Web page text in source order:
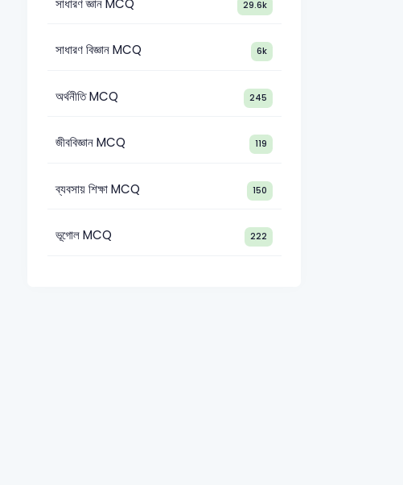
29.6k
সাধারণ বিজ্ঞান MCQ 6k
অর্থনীতি MCQ 245
জীববিজ্ঞান MCQ 119
ব্যবসায় শিক্ষা MCQ 150
ভূগোল MCQ 222